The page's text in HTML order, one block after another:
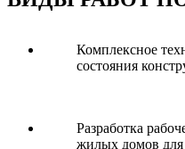
Комплексное
состояния
Разработка
жилых домов для